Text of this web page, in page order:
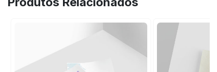
resistência às cores, mas ainda pode
desbotar com o tempo se exposto
excessivamente à luz solar direta.